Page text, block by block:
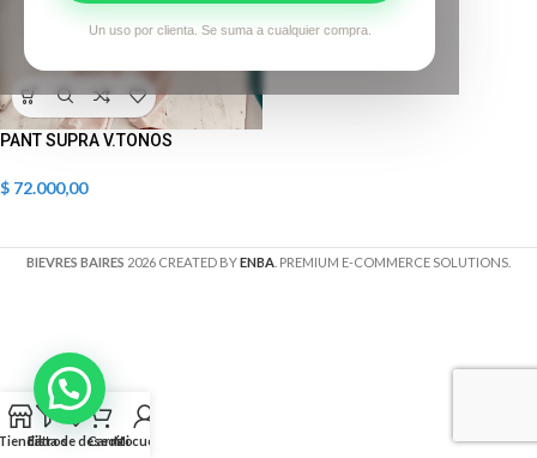
Un uso por clienta. Se suma a cualquier compra.
PANT SUPRA V.TONOS
$ 72.000,00
BIEVRES BAIRES 2026 CREATED BYENBA . PREMIUM E-COMMERCE SOLUTIONS.
Filtros
Lista de deseos
CarritoMi cuenta